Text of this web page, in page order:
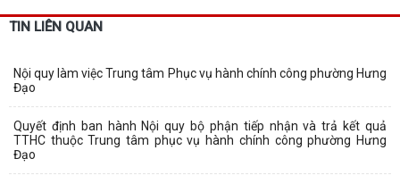
TIN LIÊN QUAN
Nội quy làm việc Trung tâm Phục vụ hành chính công phường Hưng
Đạo
Quyết định ban hành Nội quy bộ phận tiếp nhận và trả kết quả
TTHC thuộc Trung tâm phục vụ hành chính công phường Hưng
Đạo